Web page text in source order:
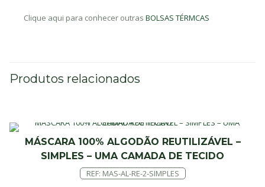
Clique aqui para conhecer outras BOLSAS TÉRMCAS
Produtos relacionados
MÁSCARA 100% ALGODÃO REUTILIZÁVEL –
SIMPLES – UMA CAMADA DE TECIDO
REF: MAS-AL-RE-2-SIMPLES